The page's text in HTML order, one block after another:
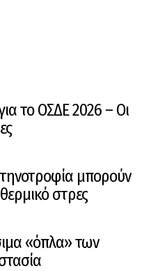
το ΟΣΔΕ 2026 – Οι
μπορούν
στρες
«όπλα» των